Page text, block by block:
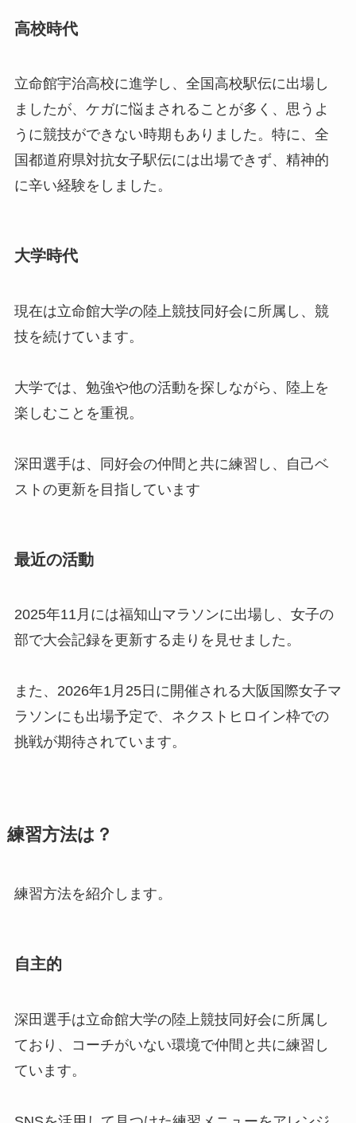
高校時代
立命館宇治高校に進学し、全国高校駅伝に出場し
ましたが、ケガに悩まされることが多く、思うよ
うに競技ができない時期もありました。特に、全
国都道府県対抗女子駅伝には出場できず、精神的
に辛い経験をしました。
大学時代
現在は立命館大学の陸上競技同好会に所属し、競
技を続けています。
大学では、勉強や他の活動を探しながら、陸上を
楽しむことを重視。
深田選手は、同好会の仲間と共に練習し、自己ベ
ストの更新を目指しています
最近の活動
2025年11月には福知山マラソンに出場し、女子の
部で大会記録を更新する走りを見せました。
また、2026年1月25日に開催される大阪国際女子マ
ラソンにも出場予定で、ネクストヒロイン枠での
挑戦が期待されています。
練習方法は？
練習方法を紹介します。
自主的
深田選手は立命館大学の陸上競技同好会に所属し
ており、コーチがいない環境で仲間と共に練習し
ています。